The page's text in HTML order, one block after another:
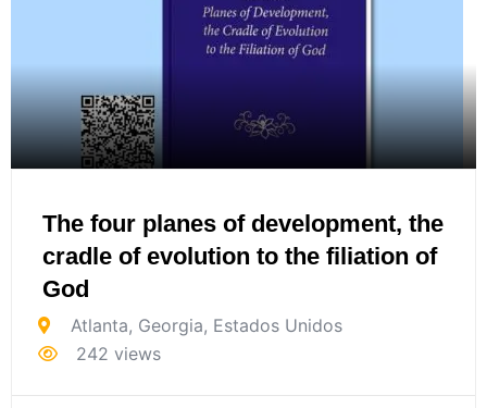
The four planes of development, the
cradle of evolution to the filiation of
God
Atlanta, Georgia, Estados Unidos
242 views